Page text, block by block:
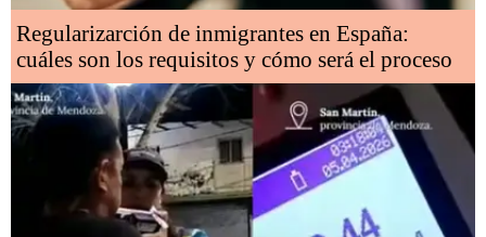
Regularizarción de inmigrantes en España:
cuáles son los requisitos y cómo será el proceso